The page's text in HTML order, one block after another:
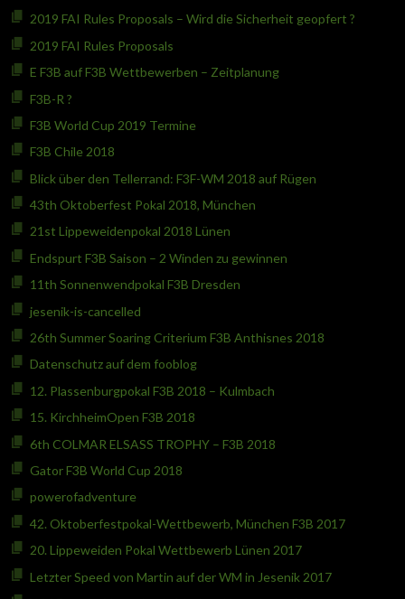
2019 FAI Rules Proposals – Wird die Sicherheit geopfert ?
2019 FAI Rules Proposals
E F3B auf F3B Wettbewerben – Zeitplanung
F3B-R ?
F3B World Cup 2019 Termine
F3B Chile 2018
Blick über den Tellerrand: F3F-WM 2018 auf Rügen
43th Oktoberfest Pokal 2018, München
21st Lippeweidenpokal 2018 Lünen
Endspurt F3B Saison – 2 Winden zu gewinnen
11th Sonnenwendpokal F3B Dresden
jesenik-is-cancelled
26th Summer Soaring Criterium F3B Anthisnes 2018
Datenschutz auf dem fooblog
12. Plassenburgpokal F3B 2018 – Kulmbach
15. KirchheimOpen F3B 2018
6th COLMAR ELSASS TROPHY – F3B 2018
Gator F3B World Cup 2018
powerofadventure
42. Oktoberfestpokal-Wettbewerb, München F3B 2017
20. Lippeweiden Pokal Wettbewerb Lünen 2017
Letzter Speed von Martin auf der WM in Jesenik 2017